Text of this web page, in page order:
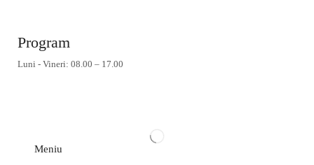
Program
Luni - Vineri: 08.00 – 17.00
Meniu